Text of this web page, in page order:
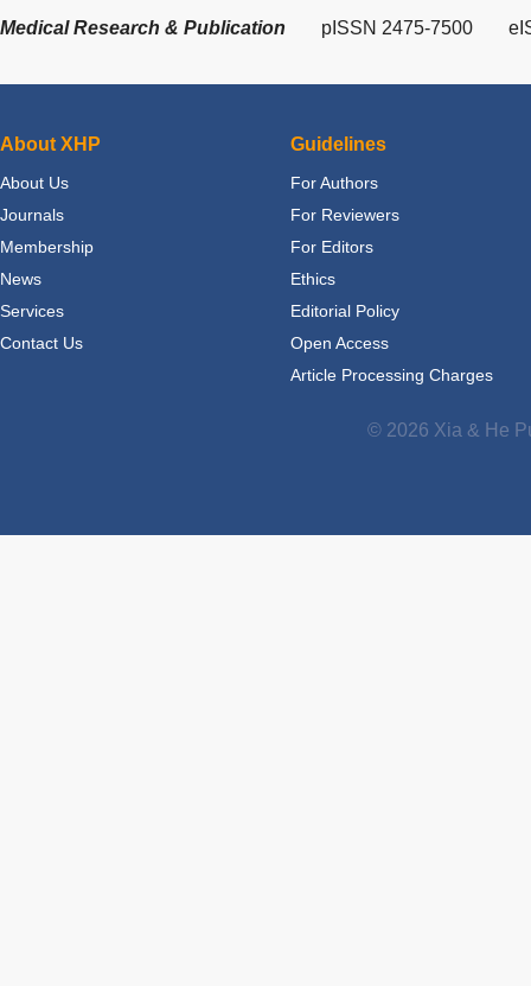
Medical Research & Publication pISSN 2475-7500
About XHP
About Us
Journals
Membership
News
Services
Contact Us
Guidelines
For Authors
For Reviewers
For Editors
Ethics
Editorial Policy
Open Access
Article Processing Charges
© 2026 Xia & He